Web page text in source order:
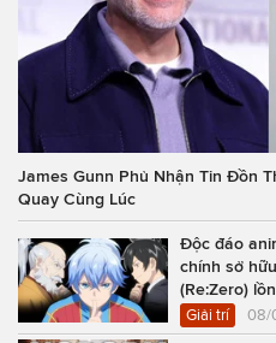
James Gunn Phủ Nhận Tin Đồn
Quay Cùng Lúc
Độc đáo
chính sở
(Re:Zero)
năm 2027
Giải trí 08/